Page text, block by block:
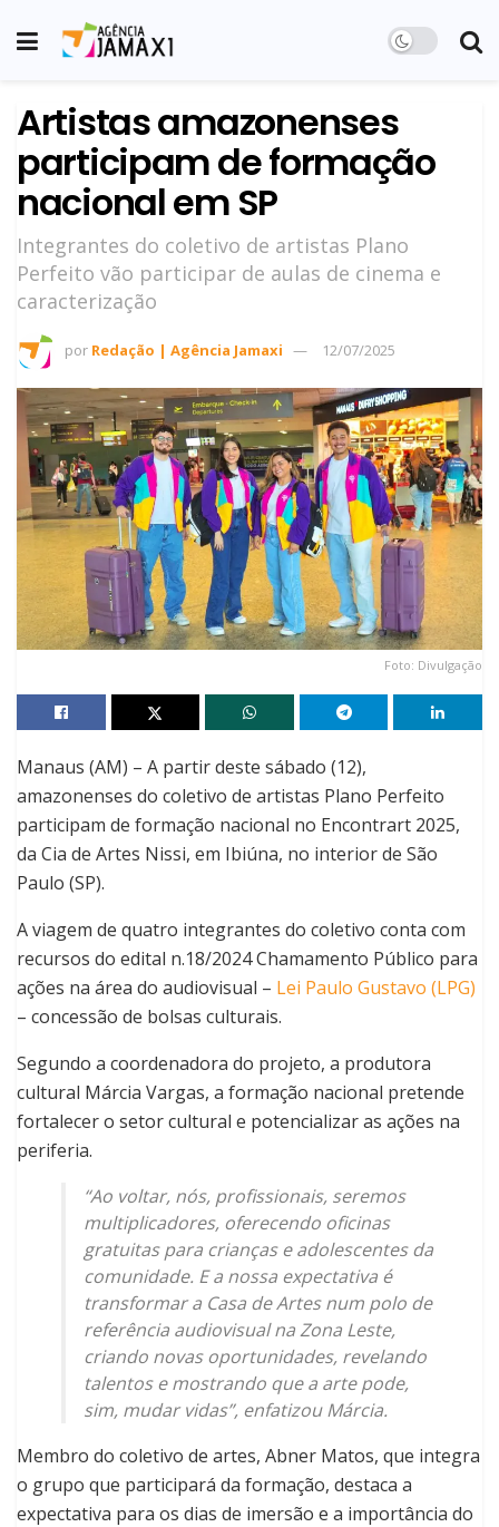
Artistas amazonenses
participam de formação
nacional em SP
Integrantes do coletivo de artistas Plano
Perfeito vão participar de aulas de cinema e
caracterização
por Redação | Agência Jamaxi 12/07/2025
Foto: Divulgação
Manaus (AM) – A partir deste sábado (12),
amazonenses do coletivo de artistas Plano Perfeito
participam de formação nacional no Encontrart 2025,
da Cia de Artes Nissi, em Ibiúna, no interior de São
Paulo (SP).
A viagem de quatro integrantes do coletivo conta com
recursos do edital n.18/2024 Chamamento Público para
ações na área do audiovisual – Lei Paulo Gustavo (LPG)
– concessão de bolsas culturais.
Segundo a coordenadora do projeto, a produtora
cultural Márcia Vargas, a formação nacional pretende
fortalecer o setor cultural e potencializar as ações na
periferia.
“Ao voltar, nós, profissionais, seremos
multiplicadores, oferecendo oficinas
gratuitas para crianças e adolescentes da
comunidade. E a nossa expectativa é
transformar a Casa de Artes num polo de
referência audiovisual na Zona Leste,
criando novas oportunidades, revelando
talentos e mostrando que a arte pode,
sim, mudar vidas”, enfatizou Márcia.
Membro do coletivo de artes, Abner Matos, que integra
o grupo que participará da formação, destaca a
expectativa para os dias de imersão e a importância do